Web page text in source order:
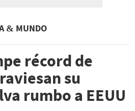
& MUNDO
récord de
su
rumbo a EEUU